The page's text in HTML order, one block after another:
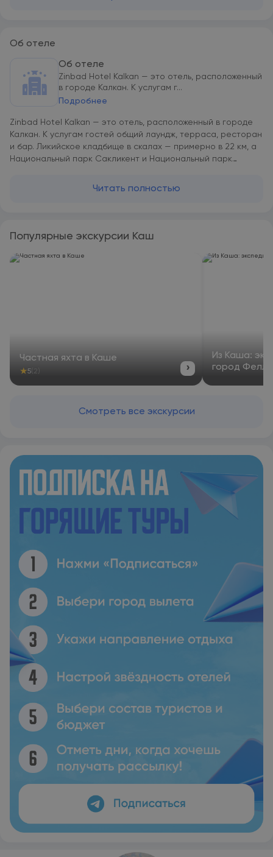
Об отеле
Об отеле
Zinbad Hotel Kalkan — это отель, расположенный
в городе Калкан. К услугам г...
Подробнее
Zinbad Hotel Kalkan — это отель, расположенный в городе
Калкан. К услугам гостей общий лаундж, терраса, ресторан
и бар. Ликийское кладбище в скалах — примерно в 22 км, а
Национальный парк Сакликент и Национальный парк
распоряжении гостей доставка еды и напитков,
принадлежности. Среди прочих удобств — кондиционер и
телевизор с плоским экраном со спутниковыми каналами. В
номерах Zinbad Hotel Kalkan установлен бесплатный Wi-Fi,
Читать полностью
Популярные экскурсии Каш
Частная яхта в Каше
★5 (2) ›
Из Каша:
город
Смотреть все экскурсии